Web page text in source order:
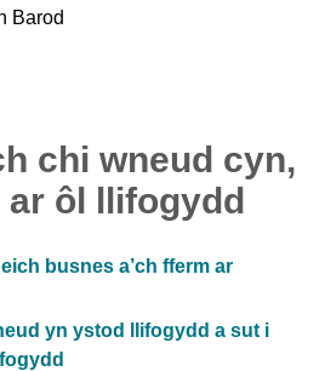
Barod
chi wneud cyn,
ôl llifogydd
busnes a’ch fferm ar
yn ystod llifogydd a sut i